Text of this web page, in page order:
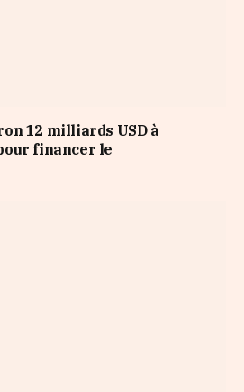
12 milliards USD à
financer le